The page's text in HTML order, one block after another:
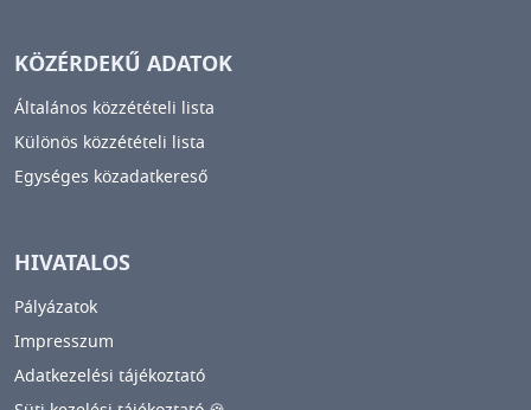
KÖZÉRDEKŰ ADATOK
Általános közzétételi lista
Különös közzétételi lista
Egységes közadatkereső
HIVATALOS
Pályázatok
Impresszum
Adatkezelési tájékoztató